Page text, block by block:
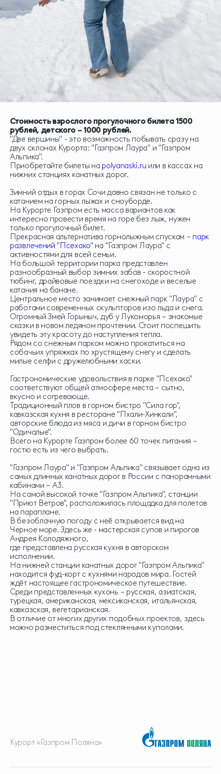
Стоимость взрослого прогулочного билета 1500
рублей, детского – 1000 рублей.
"Две вершины" - это возможность побывать сразу на
двух склонах Курорта: "Газпром Лаура" и "Газпром
Альпика".
Приобретайте билеты на polyanaski.ru или в кассах на
нижних станциях канатных дорог.
Зимний отдых в горах Сочи давно связан не только с
катанием на горных лыжах и сноуборде.
На Курорте Газпром есть масса вариантов как
интересно провести время на горе без лыж, нужен
только прогулочный билет.
Прекрасная альтернатива горнолыжным спускам – парк
развлечений "Псехако" на "Газпром Лаура" с
активностями для всей семьи.
На большой территории парка представлен
разнообразный выбор зимних забав - скоростной
тюбинг, драйвовые поездки на снегоходе и веселые
катания на банане.
Центральное место занимает снежный парк "Лаура" с
работами современных скульпторов изо льда и снега.
Огромный Змей Горыныч, дуб у Лукоморья – знакомые
сказки в новом ледяном прочтении. Стоит поспешить
увидеть эту красоту до наступления тепла.
Рядом со снежным парком можно прокатиться на
собачьих упряжках по хрустящему снегу и сделать
милые селфи с дружелюбными хаски.
Гастрономические удовольствия в парке "Псехако"
соответствуют общей атмосфере места – сытно,
вкусно и согревающе.
Традиционный плов в горном бистро "Сила гор",
кавказская кухня в ресторане "Пхали-Хинкали",
авторские блюда из мяса и дичи в горном бистро
"Одичалые".
Всего на Курорте Газпром более 60 точек питания –
гостю есть из чего выбрать.
"Газпром Лаура" и "Газпром Альпика" связывает одна из
самых длинных канатных дорог в России с панорамными
кабинами – А3.
На самой высокой точке "Газпром Альпика", станции
"Приют Ветров", расположилась площадка для полетов
на параплане.
В безоблачную погоду с неё открывается вид на
Черное море. Здесь же - мастерская супов и пирогов
Андрея Колодяжного,
где представлена русская кухня в авторском
исполнении.
На нижней станции канатных дорог "Газпром Альпика"
находится фуд-корт с кухнями народов мира. Гостей
ждёт настоящее гастрономическое путешествие.
Среди представленных кухонь – русская, азиатская,
турецкая, американская, мексиканская, итальянская,
кавказская, вегетарианская.
В отличие от многих других подобных проектов, здесь
можно разместиться под стеклянными куполами.
Курорт «Газпром Поляна»